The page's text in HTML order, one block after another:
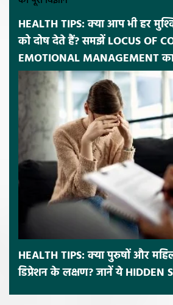
HEALTH TIPS: क्या आप भी हर
को दोष देते हैं? समझें LOCUS OF
EMOTIONAL MANAGEMENT का
HEALTH TIPS: क्या पुरुषों और
डिप्रेशन के लक्षण? जानें ये HIDDEN